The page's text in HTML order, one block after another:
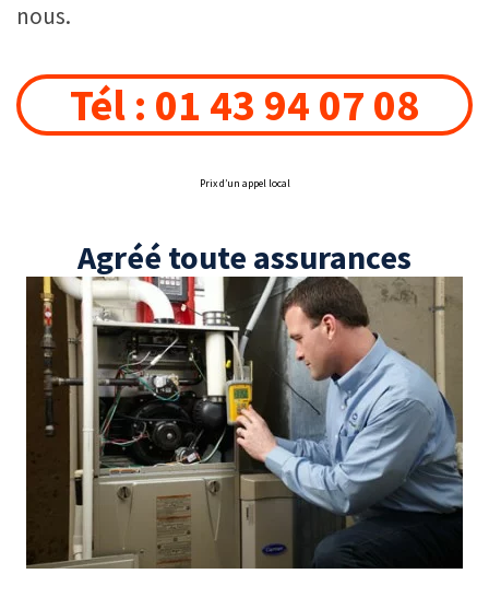
nous.
Tél : 01 43 94 07 08
Prix d’un appel local
Agréé toute assurances